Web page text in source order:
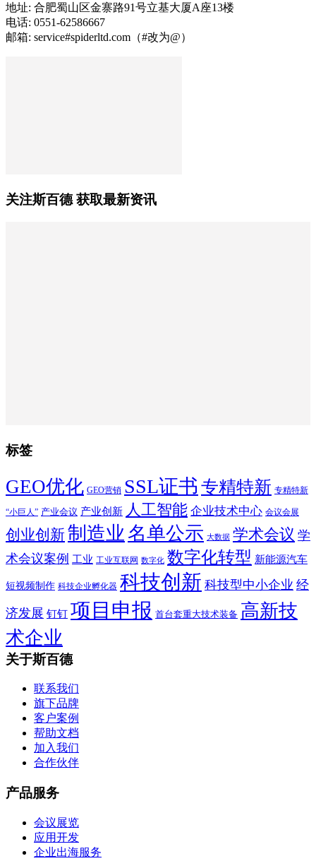
地址: 合肥蜀山区金寨路91号立基大厦A座13楼
电话: 0551-62586667
邮箱: service#spiderltd.com（#改为@）
关注斯百德 获取最新资讯
标签
GEO优化 GEO营销 SSL证书 专精特新 专精特新
“小巨人” 产业会议 产业创新 人工智能 企业技术中心 会议会展
创业创新制造业 名单公示 大数据 学术会议 学
术会议案例 工业 工业互联网 数字化 数字化转型 新能源汽车
短视频制作 科技企业孵化器 科技创新 科技型中小企业 经
济发展 钉钉 项目申报 首台套重大技术装备 高新技
术企业
关于斯百德
联系我们
旗下品牌
客户案例
帮助文档
加入我们
合作伙伴
产品服务
会议展览
应用开发
企业出海服务